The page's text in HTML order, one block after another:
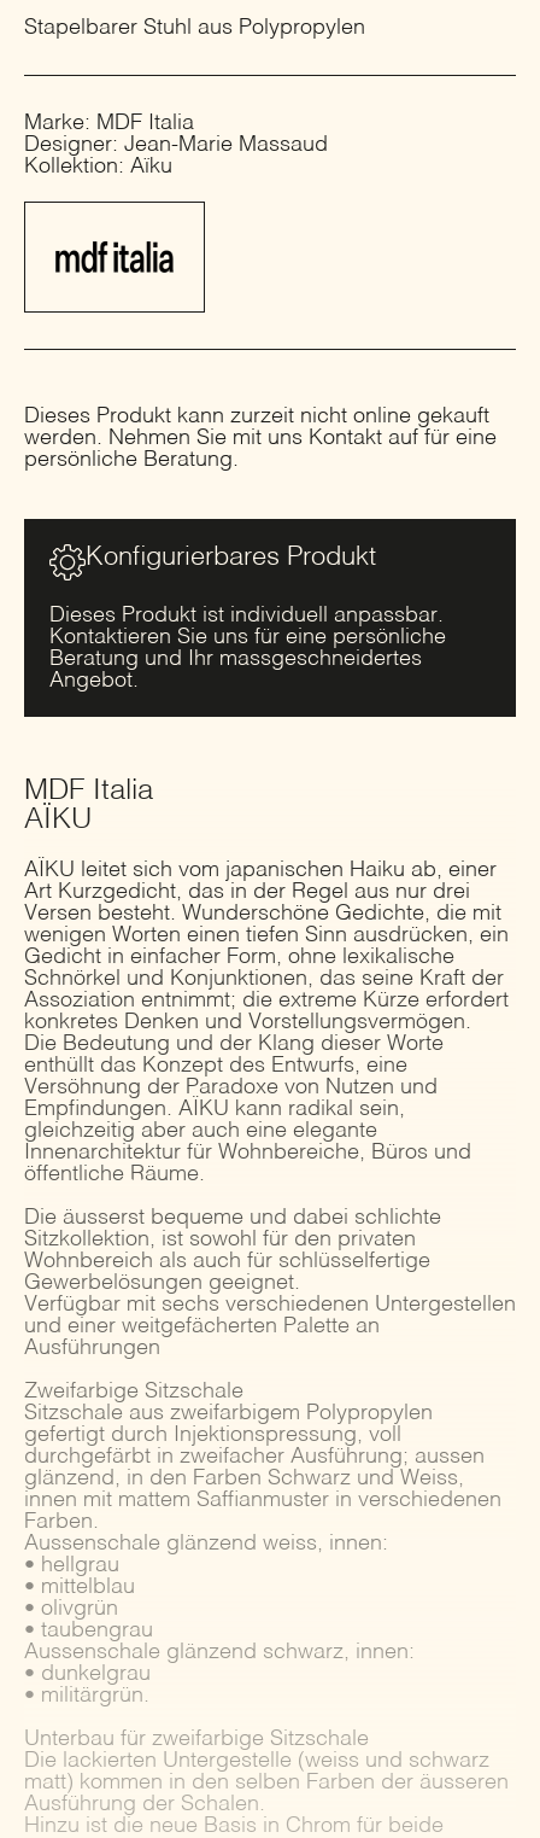
Stapelbarer Stuhl aus Polypropylen
Marke: MDF Italia
Designer: Jean-Marie Massaud
Kollektion: Aïku
Dieses Produkt kann zurzeit nicht online gekauft
werden. Nehmen Sie mit uns Kontakt auf für eine
persönliche Beratung.
Konfigurierbares Produkt
Dieses Produkt ist individuell anpassbar.
Kontaktieren Sie uns für eine persönliche
Beratung und Ihr massgeschneidertes
Angebot.
MDF Italia
AÏKU
AÏKU leitet sich vom japanischen Haiku ab, einer
Art Kurzgedicht, das in der Regel aus nur drei
Versen besteht. Wunderschöne Gedichte, die mit
wenigen Worten einen tiefen Sinn ausdrücken, ein
Gedicht in einfacher Form, ohne lexikalische
Schnörkel und Konjunktionen, das seine Kraft der
Assoziation entnimmt; die extreme Kürze erfordert
konkretes Denken und Vorstellungsvermögen.
Die Bedeutung und der Klang dieser Worte
enthüllt das Konzept des Entwurfs, eine
Versöhnung der Paradoxe von Nutzen und
Empfindungen. AÏKU kann radikal sein,
gleichzeitig aber auch eine elegante
Innenarchitektur für Wohnbereiche, Büros und
öffentliche Räume.
Die äusserst bequeme und dabei schlichte
Sitzkollektion, ist sowohl für den privaten
Wohnbereich als auch für schlüsselfertige
Gewerbelösungen geeignet.
Verfügbar mit sechs verschiedenen Untergestellen
und einer weitgefächerten Palette an
Ausführungen
Zweifarbige Sitzschale
Sitzschale aus zweifarbigem Polypropylen
gefertigt durch Injektionspressung, voll
durchgefärbt in zweifacher Ausführung; aussen
glänzend, in den Farben Schwarz und Weiss,
innen mit mattem Saffianmuster in verschiedenen
Farben.
Aussenschale glänzend weiss, innen:
• hellgrau
• mittelblau
• olivgrün
• taubengrau
Aussenschale glänzend schwarz, innen:
• dunkelgrau
• militärgrün.
Unterbau für zweifarbige Sitzschale
Die lackierten Untergestelle (weiss und schwarz
matt) kommen in den selben Farben der äusseren
Ausführung der Schalen.
Hinzu ist die neue Basis in Chrom für beide